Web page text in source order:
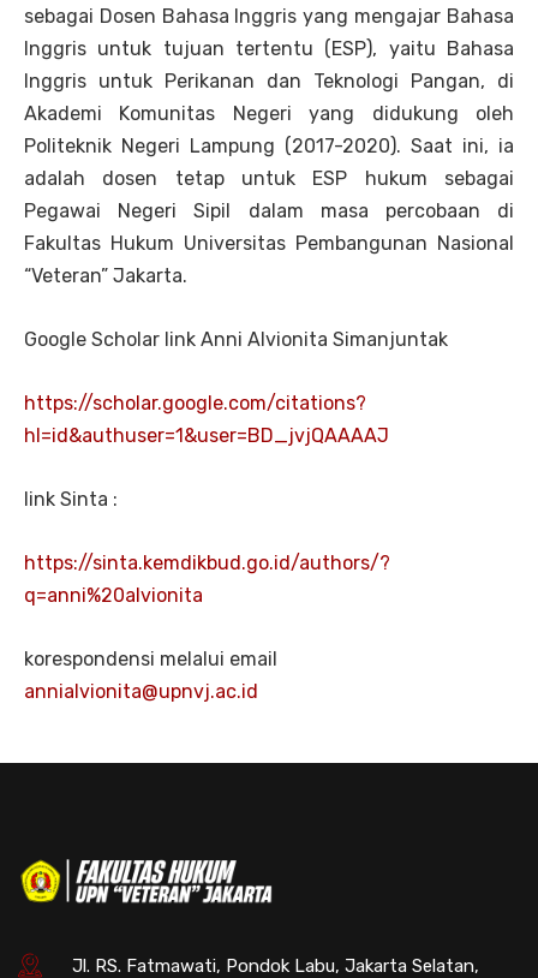
sebagai Dosen Bahasa Inggris yang mengajar Bahasa
Inggris untuk tujuan tertentu (ESP), yaitu Bahasa
Inggris untuk Perikanan dan Teknologi Pangan, di
Akademi Komunitas Negeri yang didukung oleh
Politeknik Negeri Lampung (2017-2020). Saat ini, ia
adalah dosen tetap untuk ESP hukum sebagai
Pegawai Negeri Sipil dalam masa percobaan di
Fakultas Hukum Universitas Pembangunan Nasional
“Veteran” Jakarta.
Google Scholar link Anni Alvionita Simanjuntak
https://scholar.google.com/citations?
hl=id&authuser=1&user=BD_jvjQAAAAJ
link Sinta :
https://sinta.kemdikbud.go.id/authors/?
q=anni%20alvionita
korespondensi melalui email
annialvionita@upnvj.ac.id
Jl. RS. Fatmawati, Pondok Labu, Jakarta Selatan,